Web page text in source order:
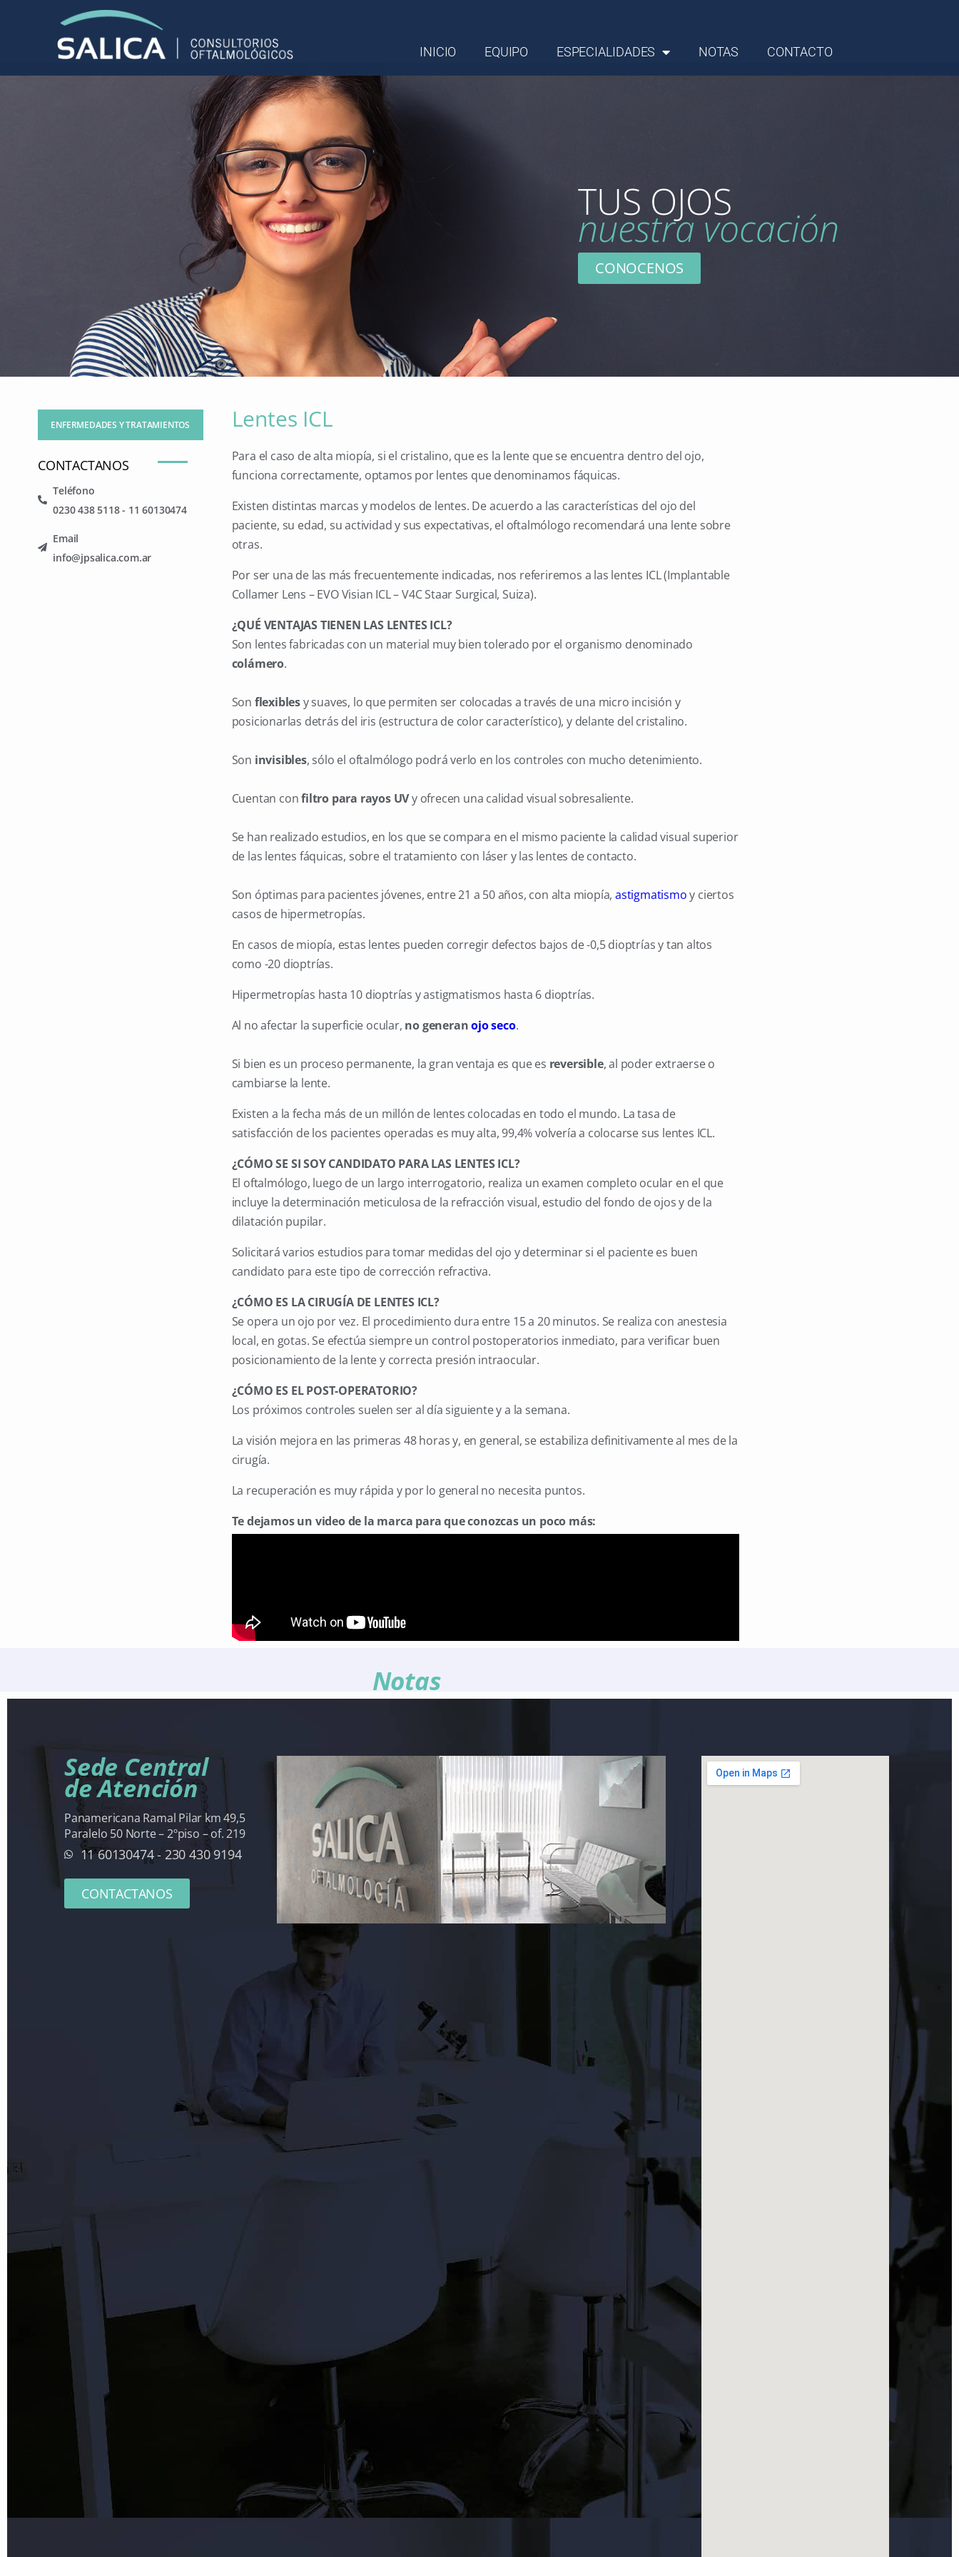
INICIO EQUIPO ESPECIALIDADES NOTAS CONTACTO
TUS OJOS
nuestra vocación
CONOCENOS
ENFERMEDADES Y TRATAMIENTOS
CONTACTANOS
Teléfono
0230 438 5118 - 11 60130474
Email
info@jpsalica.com.ar
Lentes ICL
Para el caso de alta miopía, si el cristalino, que es la lente que se encuentra dentro del ojo,
funciona correctamente, optamos por lentes que denominamos fáquicas.
Existen distintas marcas y modelos de lentes. De acuerdo a las características del ojo del
paciente, su edad, su actividad y sus expectativas, el oftalmólogo recomendará una lente sobre
otras.
Por ser una de las más frecuentemente indicadas, nos referiremos a las lentes ICL (Implantable
Collamer Lens – EVO Visian ICL – V4C Staar Surgical, Suiza).
¿QUÉ VENTAJAS TIENEN LAS LENTES ICL?
Son lentes fabricadas con un material muy bien tolerado por el organismo denominado
colámero.
Son flexiblesy suaves, lo que permiten ser colocadas a través de una micro incisión y
posicionarlas detrás del iris (estructura de color característico), y delante del cristalino.
Son invisibles, sólo el oftalmólogo podrá verlo en los controles con mucho detenimiento.
Cuentan confiltro para rayos UVy ofrecen una calidad visual sobresaliente.
Se han realizado estudios, en los que se compara en el mismo paciente la calidad visual superior
de las lentes fáquicas, sobre el tratamiento con láser y las lentes de contacto.
Son óptimas para pacientes jóvenes, entre 21 a 50 años, con alta miopía, astigmatismoy ciertos
casos de hipermetropías.
En casos de miopía, estas lentes pueden corregir defectos bajos de -0,5 dioptrías y tan altos
como -20 dioptrías.
Hipermetropías hasta 10 dioptrías y astigmatismos hasta 6 dioptrías.
Al no afectar la superficie ocular, no generanojo seco.
Si bien es un proceso permanente, la gran ventaja es que es reversible, al poder extraerse o
cambiarse la lente.
Existen a la fecha más de un millón de lentes colocadas en todo el mundo. La tasa de
satisfacción de los pacientes operadas es muy alta, 99,4% volvería a colocarse sus lentes ICL.
¿CÓMO SE SI SOY CANDIDATO PARA LAS LENTES ICL?
El oftalmólogo, luego de un largo interrogatorio, realiza un examen completo ocular en el que
incluye la determinación meticulosa de la refracción visual, estudio del fondo de ojos y de la
dilatación pupilar.
Solicitará varios estudios para tomar medidas del ojo y determinar si el paciente es buen
candidato para este tipo de corrección refractiva.
¿CÓMO ES LA CIRUGÍA DE LENTES ICL?
Se opera un ojo por vez. El procedimiento dura entre 15 a 20 minutos. Se realiza con anestesia
local, en gotas. Se efectúa siempre un control postoperatorios inmediato, para verificar buen
posicionamiento de la lente y correcta presión intraocular.
¿CÓMO ES EL POST-OPERATORIO?
Los próximos controles suelen ser al día siguiente y a la semana.
La visión mejora en las primeras 48 horas y, en general, se estabiliza definitivamente al mes de la
cirugía.
La recuperación es muy rápida y por lo general no necesita puntos.
Te dejamos un video de la marca para que conozcas un poco más:
Notas
Sede Central
de Atención
Panamericana Ramal Pilar km 49,5
Paralelo 50 Norte – 2ºpiso – of. 219
11 60130474 - 230 430 9194
CONTACTANOS